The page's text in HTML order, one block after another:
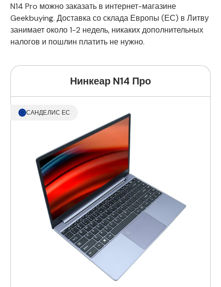
N14 Pro можно заказать в интернет-магазине
Geekbuying. Доставка со склада Европы (ЕС) в Литву
занимает около 1-2 недель, никаких дополнительных
налогов и пошлин платить не нужно.
Нинкеар N14 Про
САНДЕЛИС ЕС